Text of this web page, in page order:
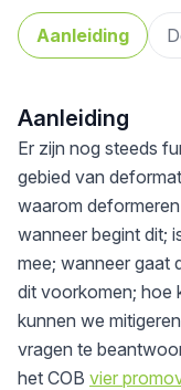
Aanleiding
Aanleiding
Er zijn nog steeds
gebied van
waarom
wanneer begint dit;
mee; wanneer gaat
dit voorkomen; hoe
kunnen we
vragen te
het COB vier